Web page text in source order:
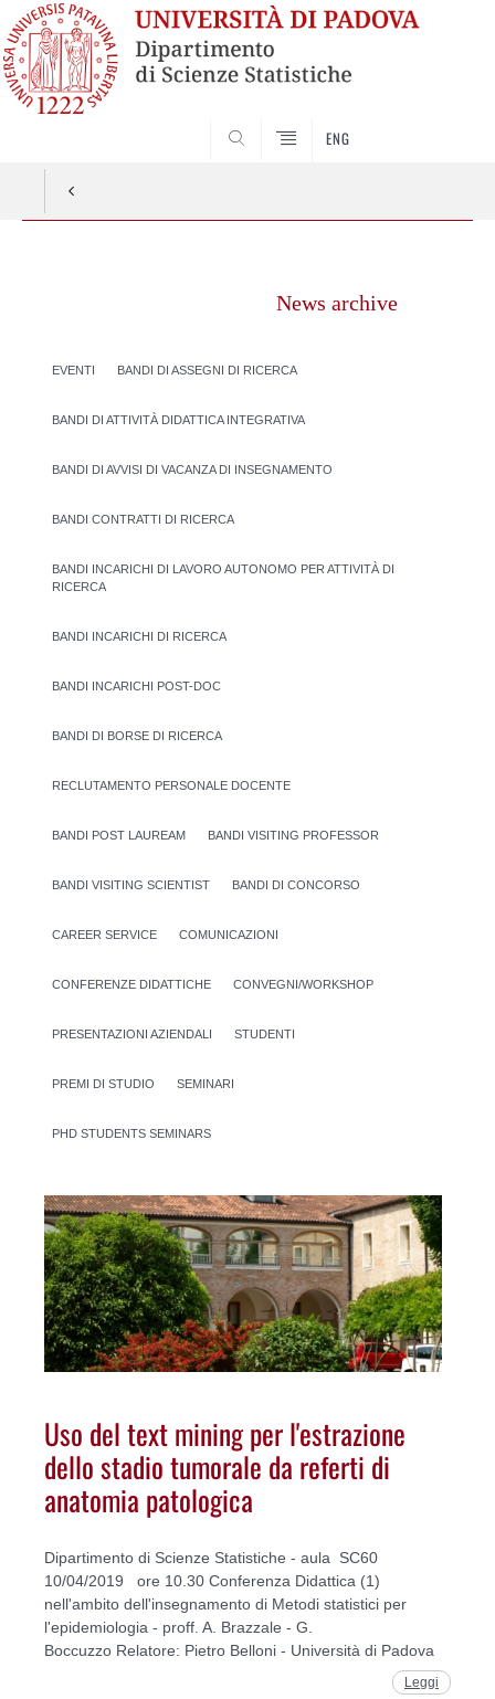
ENG
News archive
EVENTI BANDI DI ASSEGNI DI RICERCA
BANDI DI ATTIVITÀ DIDATTICA INTEGRATIVA
BANDI DI AVVISI DI VACANZA DI INSEGNAMENTO
BANDI CONTRATTI DI RICERCA
BANDI INCARICHI DI LAVORO AUTONOMO PER ATTIVITÀ DI
RICERCA
BANDI INCARICHI DI RICERCA
BANDI INCARICHI POST-DOC
BANDI DI BORSE DI RICERCA
RECLUTAMENTO PERSONALE DOCENTE
BANDI POST LAUREAM BANDI VISITING PROFESSOR
BANDI VISITING SCIENTIST BANDI DI CONCORSO
CAREER SERVICE COMUNICAZIONI
CONFERENZE DIDATTICHE CONVEGNI/WORKSHOP
PRESENTAZIONI AZIENDALI STUDENTI
PREMI DI STUDIO SEMINARI
PHD STUDENTS SEMINARS
Uso del text mining per l'estrazione
dello stadio tumorale da referti di
anatomia patologica
Dipartimento di Scienze Statistiche - aula SC60
10/04/2019 ore 10.30 Conferenza Didattica (1)
nell'ambito dell'insegnamento di Metodi statistici per
l'epidemiologia - proff. A. Brazzale - G.
Boccuzzo Relatore: Pietro Belloni - Università di Padova
Leggi